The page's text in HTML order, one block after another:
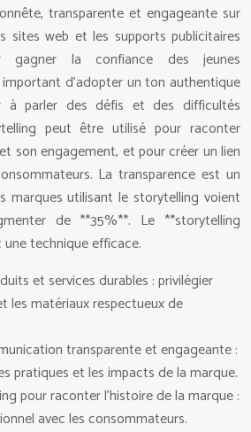
transparente et engageante sur
sites web et les supports publicitaires
gagner la confiance des jeunes
d’adopter un ton authentique
parler des défis et des difficultés
peut être utilisé pour raconter
son engagement, et pour créer un lien
La transparence est un
marques utilisant le storytelling voient
de **35%**. Le **storytelling
technique efficace.
et services durables : privilégier
les matériaux respectueux de
transparente et engageante :
pratiques et les impacts de la marque.
pour raconter l’histoire de la marque :
avec les consommateurs.